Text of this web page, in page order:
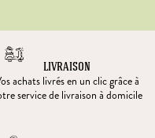
LIVRAISON
achats livrés en un clic grâce à
service de livraison à domicile